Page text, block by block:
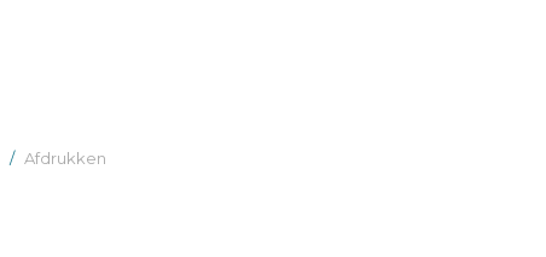
/ Afdrukken